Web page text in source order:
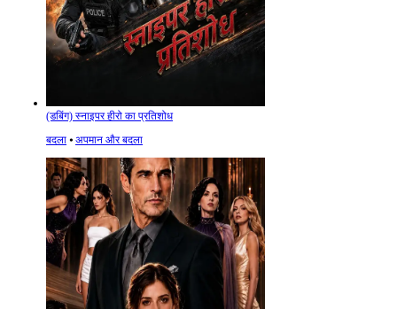
(डबिंग) स्नाइपर हीरो का प्रतिशोध
बदला ⦁ अपमान और बदला